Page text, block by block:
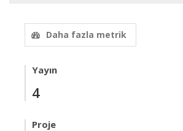
Daha fazla metrik
Yayın
4
Proje